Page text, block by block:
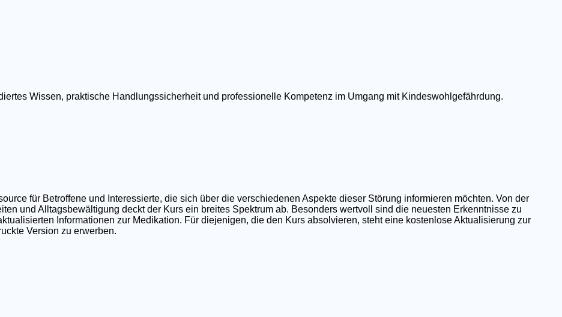
Wissen, praktische Handlungssicherheit und professionelle Kompetenz im Umgang mit Kindeswohlgefährdung.
für Betroffene und Interessierte, die sich über die verschiedenen Aspekte dieser Störung informieren möchten. Von der
und Alltagsbewältigung deckt der Kurs ein breites Spektrum ab. Besonders wertvoll sind die neuesten Erkenntnisse zu
Informationen zur Medikation. Für diejenigen, die den Kurs absolvieren, steht eine kostenlose Aktualisierung zur
Version zu erwerben.